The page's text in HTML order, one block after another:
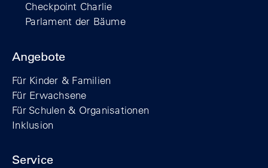
Checkpoint Charlie
Parlament der Bäume
Angebote
Für Kinder & Familien
Für Erwachsene
Für Schulen & Organisationen
Inklusion
Service